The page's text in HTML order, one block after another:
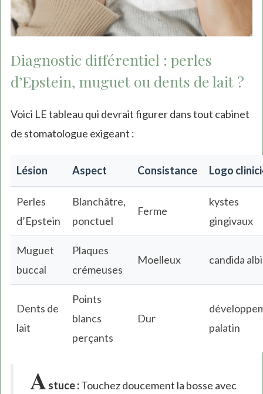
Diagnostic différentiel : perles
d’Epstein, muguet ou dents de lait ?
Voici LE tableau qui devrait figurer dans tout cabinet
de stomatologue exigeant :
Lésion Aspect Consistance Logo
Perles
d’Epstein
Blanchâtre,
ponctuel
Ferme
kystes
gingivaux
Muguet
buccal
Plaques
crémeuses
Moelleux candida
Dents de
lait
Points
blancs
perçants
Dur
palatin
Astuce :Touchez doucement la bosse avec